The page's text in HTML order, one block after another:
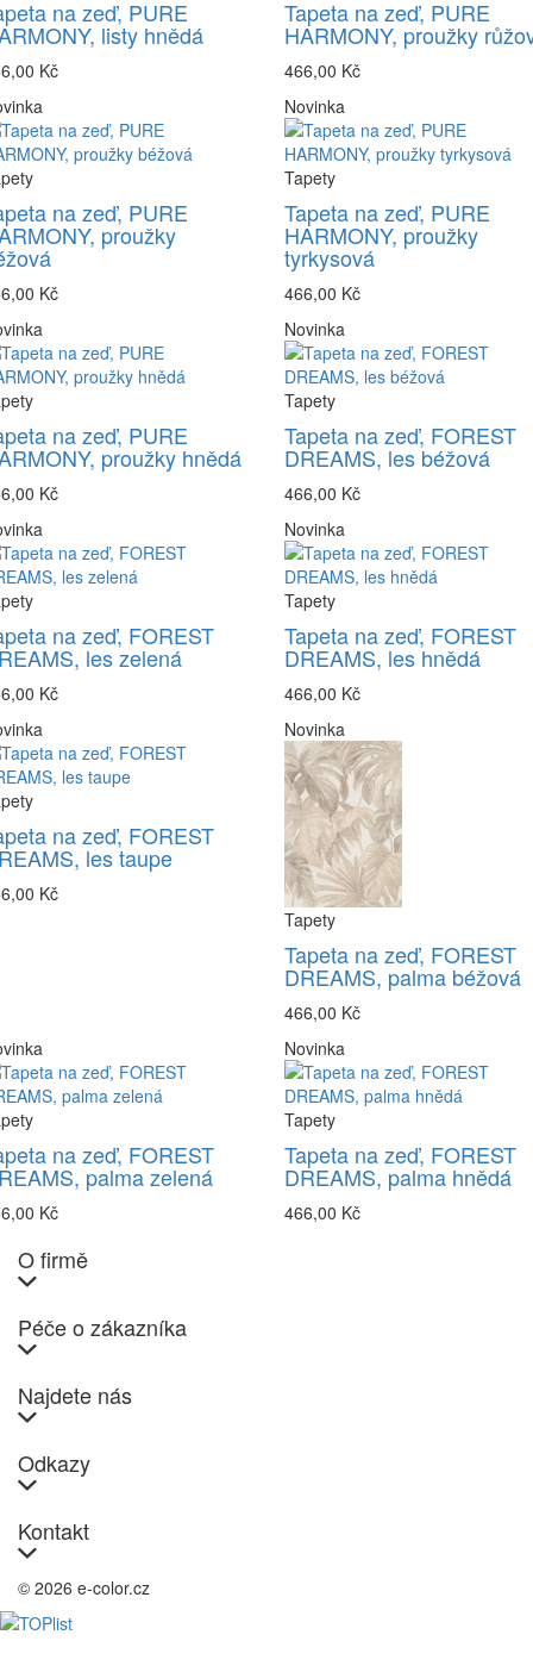
na zeď, PURE
listy hnědá
Kč
Tapeta na zeď, PURE
HARMONY, proužky
466,00 Kč
na zeď, PURE
proužky
Kč
Novinka
Tapety
Tapeta na zeď, PURE
HARMONY, proužky
tyrkysová
466,00 Kč
na zeď, PURE
proužky hnědá
Kč
Novinka
Tapety
Tapeta na zeď, FOREST
DREAMS, les béžová
466,00 Kč
na zeď, FOREST
les zelená
Kč
Novinka
Tapety
Tapeta na zeď, FOREST
DREAMS, les hnědá
466,00 Kč
na zeď, FOREST
les taupe
Kč
Novinka
Tapety
Tapeta na zeď, FOREST
DREAMS, palma béžová
466,00 Kč
na zeď, FOREST
palma zelená
Kč
Novinka
Tapety
Tapeta na zeď, FOREST
DREAMS, palma hnědá
466,00 Kč
O firmě
Péče o zákazníka
Najdete nás
Odkazy
Kontakt
© 2026 e-color.cz